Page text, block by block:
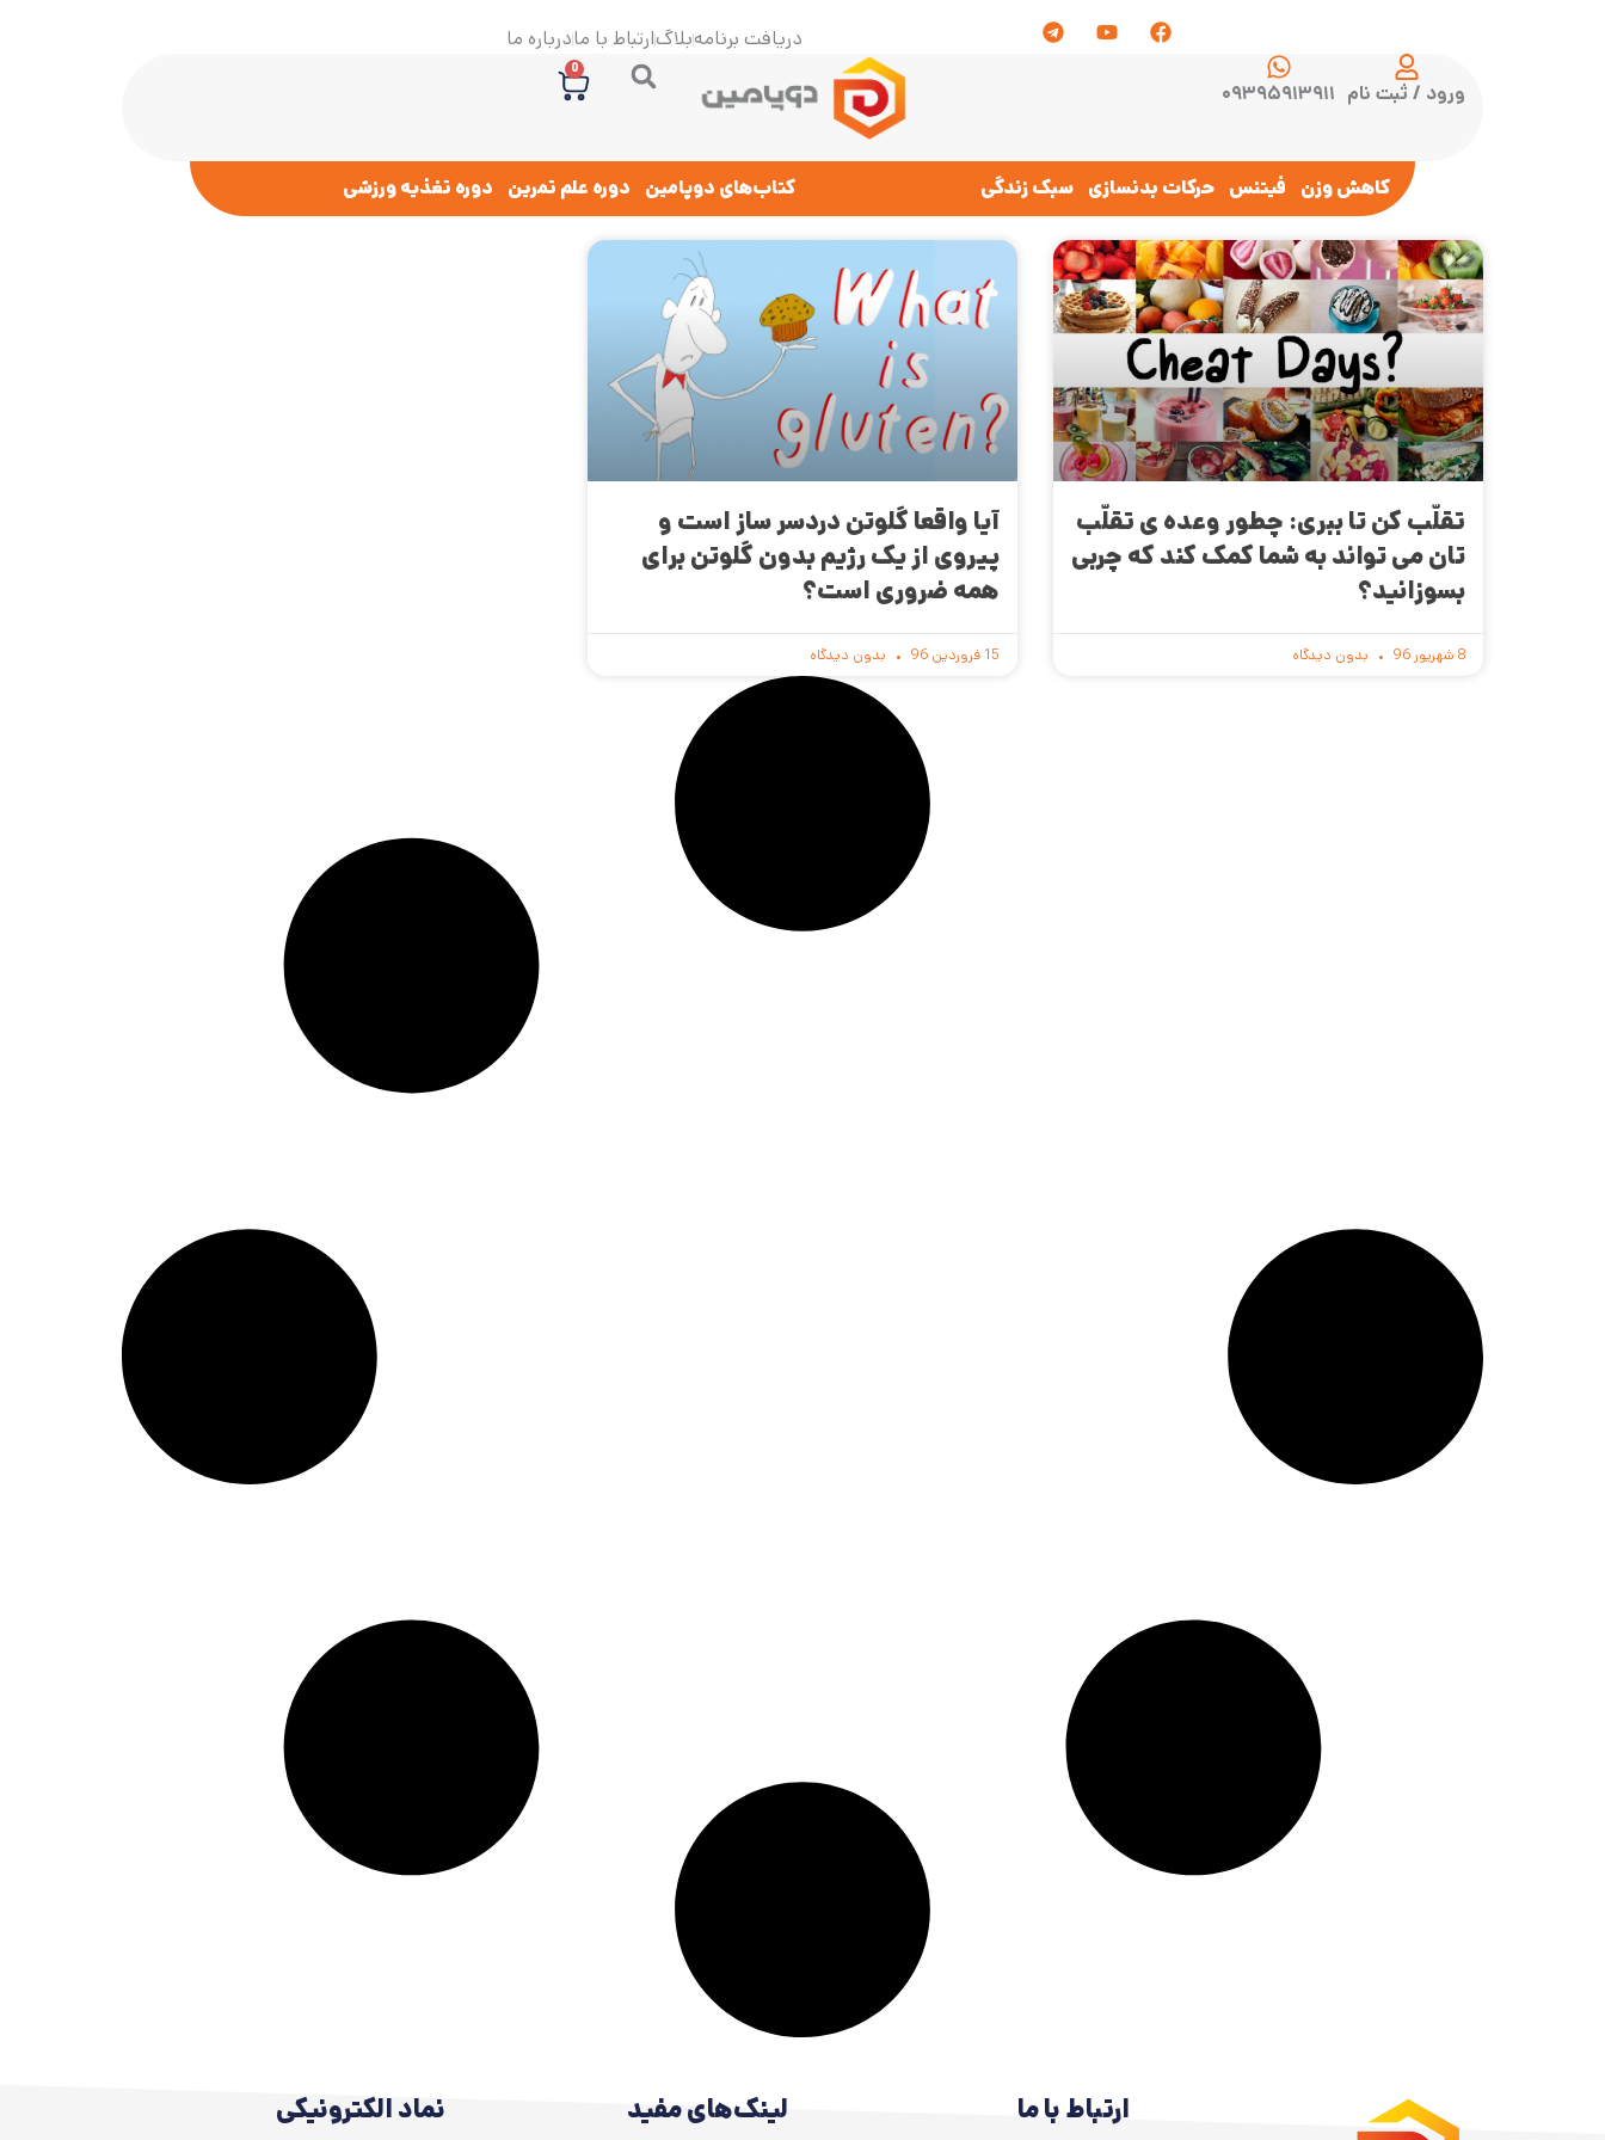
دریافت برنامهبلاگارتباط با مادرباره ما
ورود / ثبت نام ۰۹۳۹۵۹۱۳۹۱۱
0
کاهش وزن فیتنس حرکات بدنسازی سبک زندگی کتاب‌های دوپامین دوره علم تمرین دوره تغذیه ورزشی
تقلّب کن تا ببری: چطور وعده ی تقلّب
تان می تواند به شما کمک کند که چربی
بسوزانید؟
8 شهریور 96 بدون دیدگاه
آیا واقعا گلوتن دردسر ساز است و
پیروی از یک رژیم بدون گلوتن برای
همه ضروری است؟
15 فروردین 96 بدون دیدگاه
ارتباط با ما لینک‌های مفید نماد الکترونیکی